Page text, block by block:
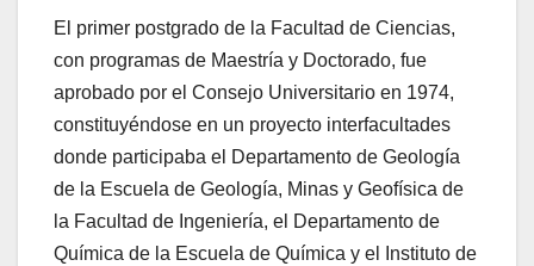
El primer postgrado de la Facultad de Ciencias,
con programas de Maestría y Doctorado, fue
aprobado por el Consejo Universitario en 1974,
constituyéndose en un proyecto interfacultades
donde participaba el Departamento de Geología
de la Escuela de Geología, Minas y Geofísica de
la Facultad de Ingeniería, el Departamento de
Química de la Escuela de Química y el Instituto de